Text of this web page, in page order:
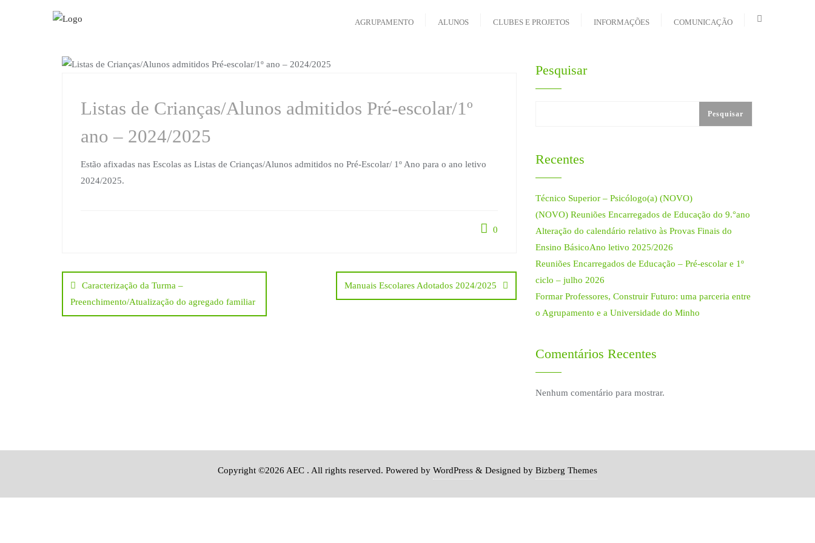
AGRUPAMENTO ALUNOS CLUBES E PROJETOS INFORMAÇÕES COMUNICAÇÃO
Listas de Crianças/Alunos admitidos Pré-escolar/1º
ano – 2024/2025
Estão afixadas nas Escolas as Listas de Crianças/Alunos admitidos no Pré-Escolar/ 1º Ano para o ano letivo
2024/2025.
0
Navegação
de
Caracterização da Turma –
Preenchimento/Atualização do agregado familiar
Manuais Escolares Adotados 2024/2025
Pesquisar
Pesquisar
Recentes
Técnico Superior – Psicólogo(a) (NOVO)
(NOVO) Reuniões Encarregados de Educação do 9.°ano
Alteração do calendário relativo às Provas Finais do
Ensino BásicoAno letivo 2025/2026
Reuniões Encarregados de Educação – Pré-escolar e 1º
ciclo – julho 2026
Formar Professores, Construir Futuro: uma parceria entre
o Agrupamento e a Universidade do Minho
Comentários Recentes
Nenhum comentário para mostrar.
Copyright ©2026 AEC . All rights reserved. Powered by WordPress & Designed by Bizberg Themes